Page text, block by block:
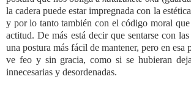
la cadera puede estar impregnada con la
y por lo tanto también con el código moral
actitud. De más está decir que sentarse con
una postura más fácil de mantener, pero en esa
ve feo y sin gracia, como si se hubieran
innecesarias y desordenadas.